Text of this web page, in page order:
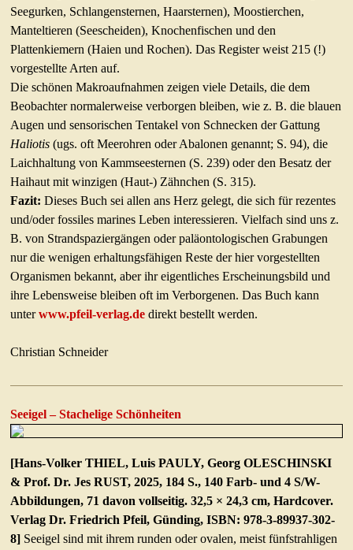
Seegurken, Schlangensternen, Haarsternen), Moostierchen,
Manteltieren (Seescheiden), Knochenfischen und den
Plattenkiemern (Haien und Rochen). Das Register weist 215 (!)
vorgestellte Arten auf.
Die schönen Makroaufnahmen zeigen viele Details, die dem
Beobachter normalerweise verborgen bleiben, wie z. B. die blauen
Augen und sensorischen Tentakel von Schnecken der Gattung
Haliotis (ugs. oft Meerohren oder Abalonen genannt; S. 94), die
Laichhaltung von Kammseesternen (S. 239) oder den Besatz der
Haihaut mit winzigen (Haut-) Zähnchen (S. 315).
Fazit: Dieses Buch sei allen ans Herz gelegt, die sich für rezentes
und/oder fossiles marines Leben interessieren. Vielfach sind uns z.
B. von Strandspaziergängen oder paläontologischen Grabungen
nur die wenigen erhaltungsfähigen Reste der hier vorgestellten
Organismen bekannt, aber ihr eigentliches Erscheinungsbild und
ihre Lebensweise bleiben oft im Verborgenen. Das Buch kann
unterwww.pfeil-verlag.de direkt bestellt werden.
Christian Schneider
Seeigel – Stachelige Schönheiten
[Hans-Volker THIEL, Luis PAULY, Georg OLESCHINSKI
& Prof. Dr. Jes RUST, 2025, 184 S., 140 Farb- und 4 S/W-
Abbildungen, 71 davon vollseitig. 32,5 × 24,3 cm, Hardcover.
Verlag Dr. Friedrich Pfeil, Günding, ISBN: 978-3-89937-302-
8] Seeigel sind mit ihrem runden oder ovalen, meist fünfstrahligen